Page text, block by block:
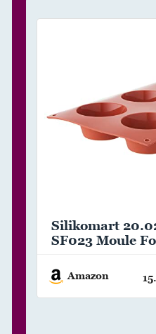
Silikomart
SF023 Moule
Cuite, Brique
Amazon